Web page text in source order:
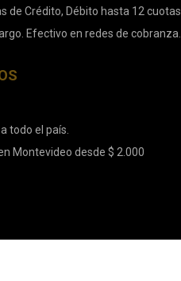
de Crédito, Débito hasta 12 cuotas
Efectivo en redes de cobranza.
todo el país.
Montevideo desde $ 2.000